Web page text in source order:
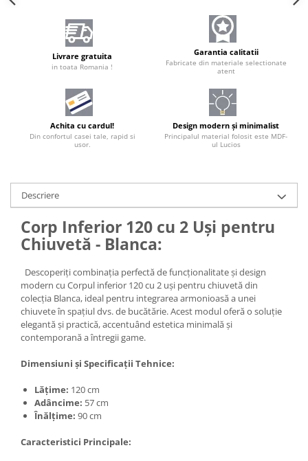
Livrare gratuita
in toata Romania !
Garantia calitatii
Fabricate din materiale selectionate
atent
Achita cu cardul!
Din confortul casei tale, rapid si
usor.
Design modern și minimalist
Principalul material folosit este MDF-
ul Lucios
Descriere
Corp Inferior 120 cu 2 Uși pentru
Chiuvetă - Blanca:
Descoperiți combinația perfectă de funcționalitate și design
modern cu Corpul inferior 120 cu 2 uși pentru chiuvetă din
colecția Blanca, ideal pentru integrarea armonioasă a unei
chiuvete în spațiul dvs. de bucătărie. Acest modul oferă o soluție
elegantă și practică, accentuând estetica minimală și
contemporană a întregii game.
Dimensiuni și Specificații Tehnice:
Lățime: 120 cm
Adâncime: 57 cm
Înălțime: 90 cm
Caracteristici Principale: